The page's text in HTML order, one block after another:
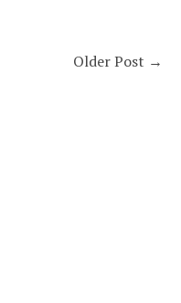
Older Post →